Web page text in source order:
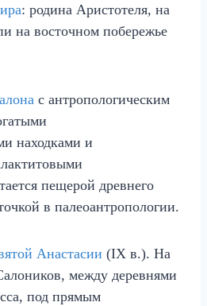
: родина Аристотеля, на
на восточном побережье
с антропологическим
находками и
пещерой древнего
в палеоантропологии.
Анастасии (IX в.). На
между деревнями
под прямым